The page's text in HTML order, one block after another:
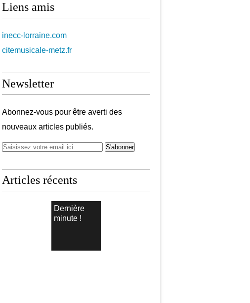
Liens amis
inecc-lorraine.com
citemusicale-metz.fr
Newsletter
Abonnez-vous pour être averti des
nouveaux articles publiés.
Articles récents
Dernière
minute !